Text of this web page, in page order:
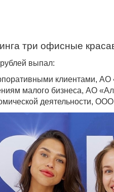
три офисные
выпал:
клиентами, АО
малого бизнеса, АО
деятельности,